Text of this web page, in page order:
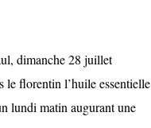
dimanche 28 juillet
florentin l’huile essentielle
lundi matin augurant une